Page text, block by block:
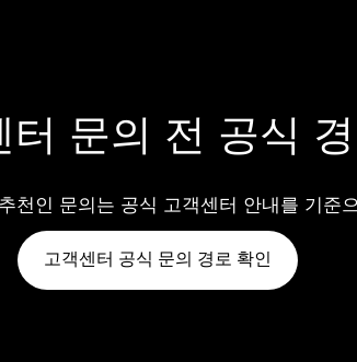
터 문의 전 공식
천인 문의는 공식 고객센터 안내를 기준
고객센터 공식 문의 경로 확인